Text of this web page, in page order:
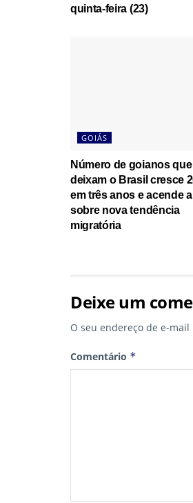
quinta-feira (23)
GOIÁS
Número de goianos que
deixam o Brasil cresce
em três anos e acende
sobre nova tendência
migratória
Deixe um
O seu endereço de e-
Comentário *